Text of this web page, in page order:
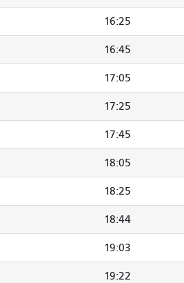
16:25
16:45
17:05
17:25
17:45
18:05
18:25
18:44
19:03
19:22